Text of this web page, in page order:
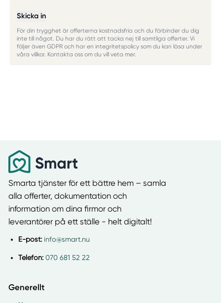
Skicka in
För din trygghet är offerterna kostnadsfria och du förbinder du dig
inte till något. Du har du rätt att tacka nej till samtliga offerter. Vi
följer även GDPR och har en integritetspolicy som du kan läsa under
våra villkor. Kontakta oss om du vill veta mer.
Smarta tjänster för ett bättre hem – samla
alla offerter, dokumentation och
information om dina firmor och
leverantörer på ett ställe - helt digitalt!
E-post: info@smart.nu
Telefon: 070 681 52 22
Generellt